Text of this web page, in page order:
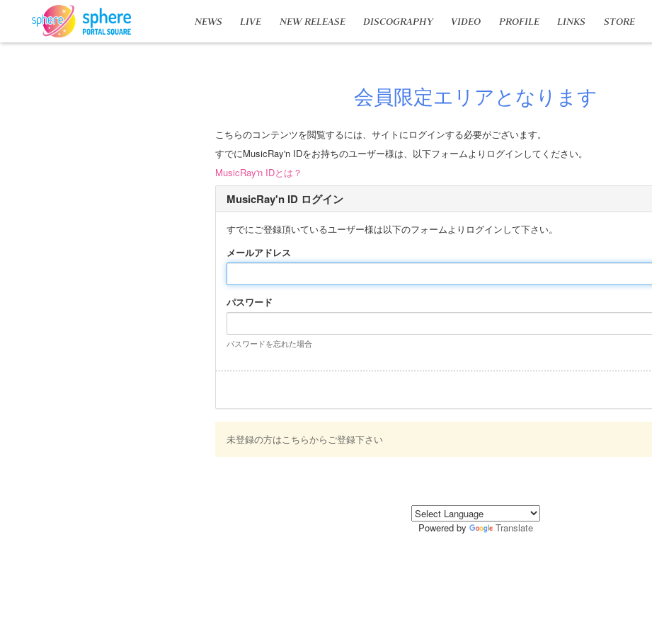
NEWS LIVE NEW RELEASE DISCOGRAPHY VIDEO PROFILE LINKS STORE
会員限定エリアとなります
こちらのコンテンツを閲覧するには、サイトにログインする必要がございます。
すでにMusicRay'n IDをお持ちのユーザー様は、以下フォームよりログインしてください。
MusicRay'n IDとは？
MusicRay'n ID ログイン
すでにご登録頂いているユーザー様は以下のフォームよりログインして下さい。
メールアドレス
パスワード
パスワードを忘れた場合
未登録の方はこちらからご登録下さい
Powered by Translate